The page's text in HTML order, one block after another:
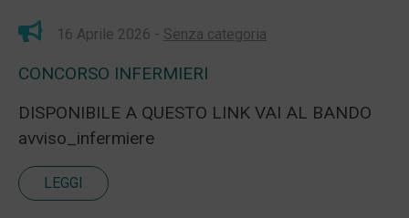
16 Aprile 2026 - Senza categoria
CONCORSO INFERMIERI
DISPONIBILE A QUESTO LINK VAI AL BANDO
avviso_infermiere
LEGGI